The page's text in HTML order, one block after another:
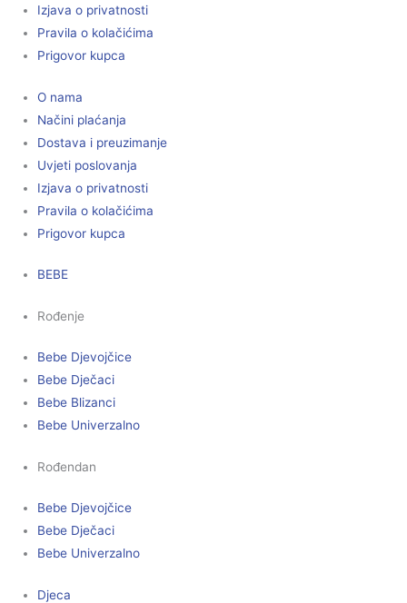
Izjava o privatnosti
Pravila o kolačićima
Prigovor kupca
O nama
Načini plaćanja
Dostava i preuzimanje
Uvjeti poslovanja
Izjava o privatnosti
Pravila o kolačićima
Prigovor kupca
BEBE
Rođenje
Bebe Djevojčice
Bebe Dječaci
Bebe Blizanci
Bebe Univerzalno
Rođendan
Bebe Djevojčice
Bebe Dječaci
Bebe Univerzalno
Djeca